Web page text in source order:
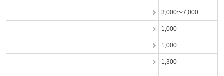
3,000～7,000
1,000
1,000
1,300